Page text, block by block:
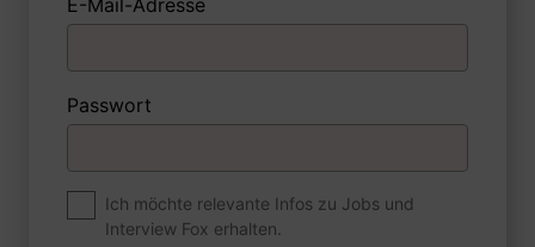
1 FoxTipp Antwort schreiben Audio aufnehmen
Wie sind Sie mit einer Situation
E-Mail-Adresse
Passwort
Ich möchte relevante Infos zu Jobs und
Interview Fox erhalten.